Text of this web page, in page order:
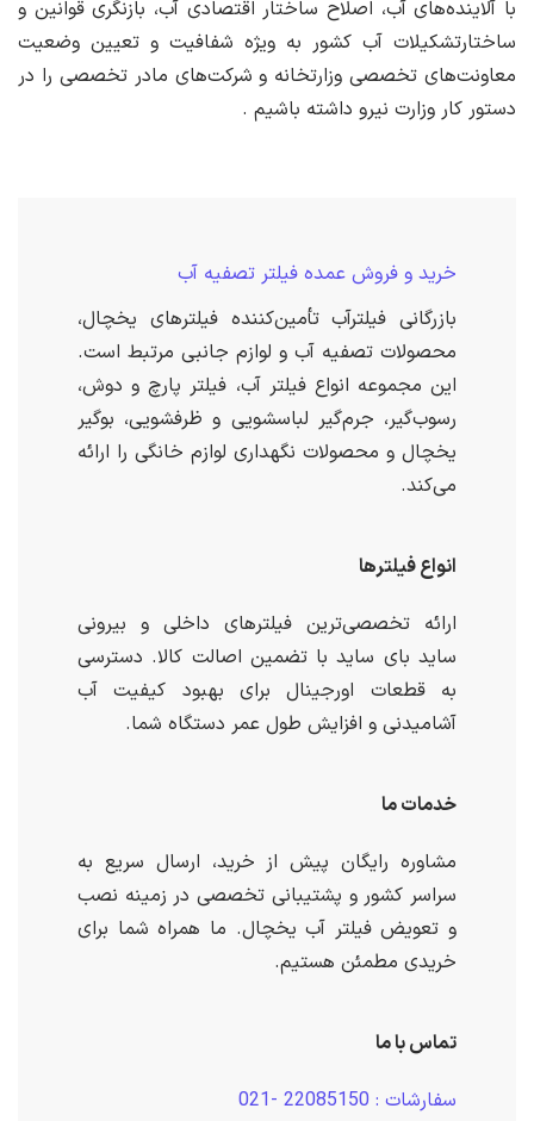
با آلاینده‌های آب، اصلاح ساختار اقتصادی آب، بازنگری قوانین و
ساختارتشکیلات آب کشور به ویژه شفافیت و تعیین وضعیت
معاونت‌های تخصصی وزارتخانه و شرکت‌های مادر تخصصی را در
دستور کار وزارت نیرو داشته باشیم .
خرید و فروش عمده فیلتر تصفیه آب
بازرگانی فیلترآب تأمین‌کننده فیلترهای یخچال،
محصولات تصفیه آب و لوازم جانبی مرتبط است.
این مجموعه انواع فیلتر آب، فیلتر پارچ و دوش،
رسوب‌گیر، جرم‌گیر لباسشویی و ظرفشویی، بوگیر
یخچال و محصولات نگهداری لوازم خانگی را ارائه
می‌کند.
انواع فیلترها
ارائه تخصصی‌ترین فیلترهای داخلی و بیرونی
ساید بای ساید با تضمین اصالت کالا. دسترسی
به قطعات اورجینال برای بهبود کیفیت آب
آشامیدنی و افزایش طول عمر دستگاه شما.
خدمات ما
مشاوره رایگان پیش از خرید، ارسال سریع به
سراسر کشور و پشتیبانی تخصصی در زمینه نصب
و تعویض فیلتر آب یخچال. ما همراه شما برای
خریدی مطمئن هستیم.
تماس با ما
سفارشات : 22085150 -021